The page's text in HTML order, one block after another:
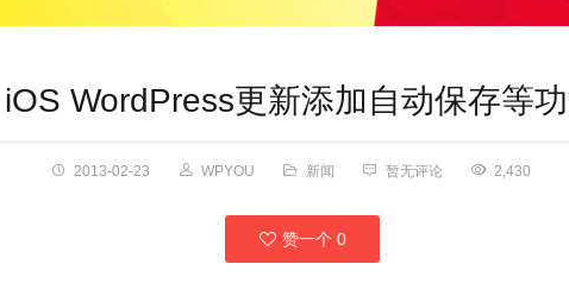
iOS WordPress更新添加自动保存等
2013-02-23 WPYOU 新闻 暂无评论 2,430
赞一个 0